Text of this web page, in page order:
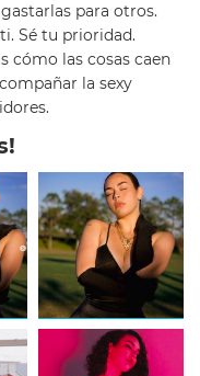
para otros.
Sé tu prioridad.
cómo las cosas caen
la sexy